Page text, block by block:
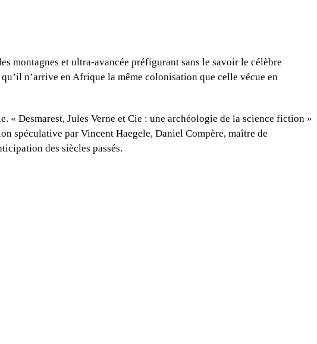
montagnes et ultra-avancée préfigurant sans le savoir le célèbre
n’arrive en Afrique la même colonisation que celle vécue en
« Desmarest, Jules Verne et Cie : une archéologie de la science fiction »
spéculative par Vincent Haegele, Daniel Compère, maître de
des siècles passés.